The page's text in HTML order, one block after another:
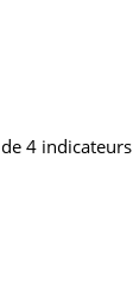
4 indicateurs